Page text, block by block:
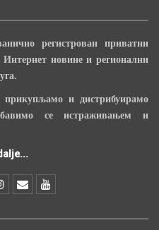
регистрован приватни
новине и регионални
и дистрибуирамо
се истраживањем и